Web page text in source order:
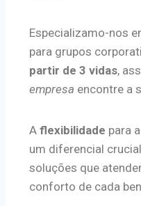
Especializamo-nos
para grupos
partir de 3 vidas,
empresa encontre a
A flexibilidade para
um diferencial
soluções que
conforto de cada